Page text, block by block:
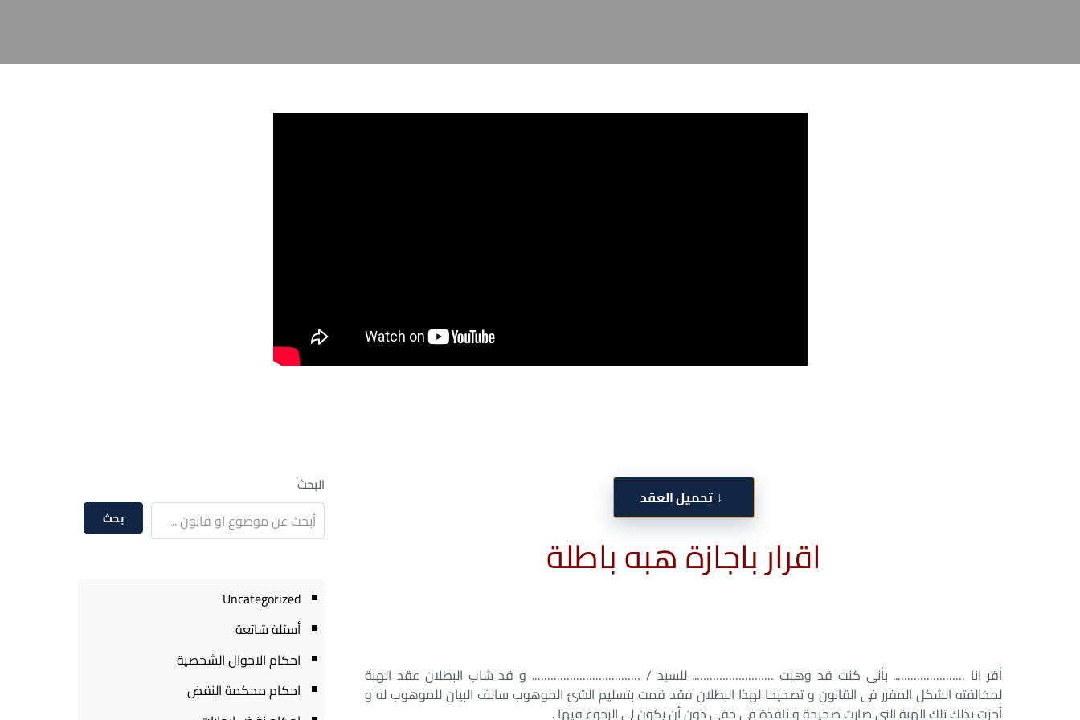
↓ تحميل العقد
اقرار باجازة هبه باطلة
أقر انا ………………….. بأنى كنت قد وهبت …………………….. للسيد / ……………………………. و قد شاب البطلان عقد الهبة
لمخالفته الشكل المقرر فى القانون و تصحيحا لهذا البطلان فقد قمت بتسليم الشئ الموهوب سالف البيان للموهوب له و
أجزت بذلك تلك الهبة التى صارت صحيحة و نافذة فى حقى دون أن يكون لى الرجوع فيها .
البحث
بحث
Uncategorized
أسئلة شائعة
احكام الاحوال الشخصية
احكام محكمة النقض